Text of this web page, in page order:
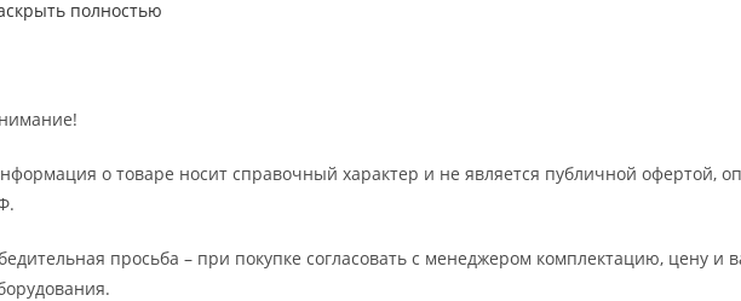
полностью
о товаре носит справочный характер и не является публичной офертой,
просьба – при покупке согласовать с менеджером комплектацию, цену и